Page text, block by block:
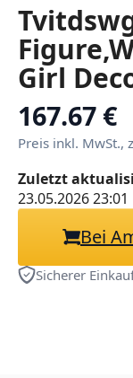
Girl
Doll Gift
48cm/
167.67 €
Preis inkl. MwSt.,
Zuletzt
23.05.2026 23:01
Bei
Sicherer